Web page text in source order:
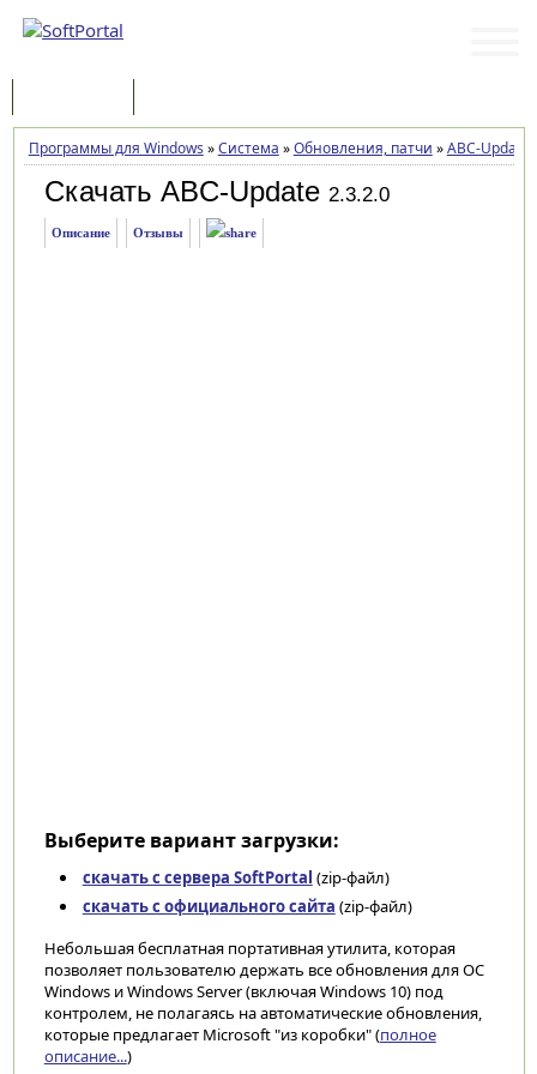
Программы для Windows »Система »Обновления, патчи »ABC-Update
Скачать ABC-Update 2.3.2.0
Описание Отзывы
Выберите вариант загрузки:
скачать с сервера SoftPortal (zip-файл)
скачать с официального сайта (zip-файл)
Небольшая бесплатная портативная утилита, которая
позволяет пользователю держать все обновления для ОС
Windows и Windows Server (включая Windows 10) под
контролем, не полагаясь на автоматические обновления,
которые предлагает Microsoft "из коробки" (полное
описание...)